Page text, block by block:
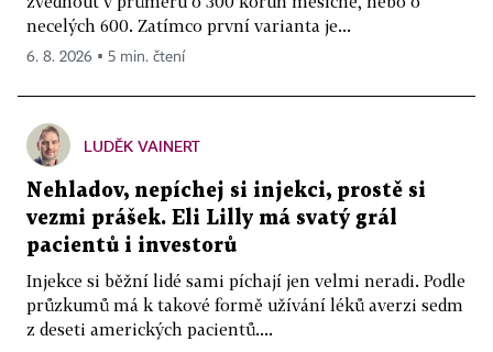
necelých 600. Zatímco první varianta je...
6. 8. 2026 ▪ 5 min. čtení
LUDĚK VAINERT
Nehladov, nepíchej si injekci, prostě si
vezmi prášek. Eli Lilly má svatý grál
pacientů i investorů
Injekce si běžní lidé sami píchají jen velmi neradi. Podle
průzkumů má k takové formě užívání léků averzi sedm
z deseti amerických pacientů....